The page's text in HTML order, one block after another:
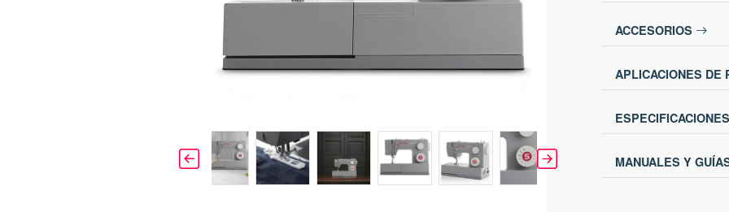
ACCESORIOS
APLICACIONES DE
ESPECIFICACIONES
MANUALES Y